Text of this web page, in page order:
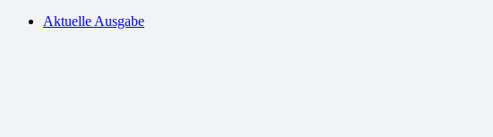
Aktuelle Ausgabe